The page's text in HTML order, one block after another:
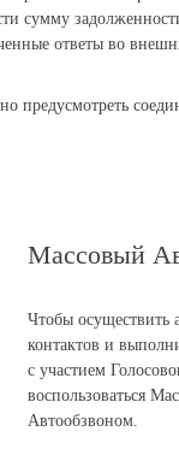
сумму
ответы во
предусмотреть
Массовый
Чтобы осуществить
контактов и
с участием
воспользоваться
Автообзвоном.